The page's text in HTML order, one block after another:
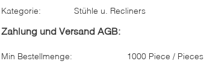
Kategorie:
Stühle u. Recliners
Zahlung und Versand AGB:
Min Bestellmenge:
1000 Piece / Pieces